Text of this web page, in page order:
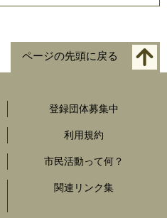
ページの先頭に戻る
登録団体募集中
利用規約
市民活動って何？
関連リンク集